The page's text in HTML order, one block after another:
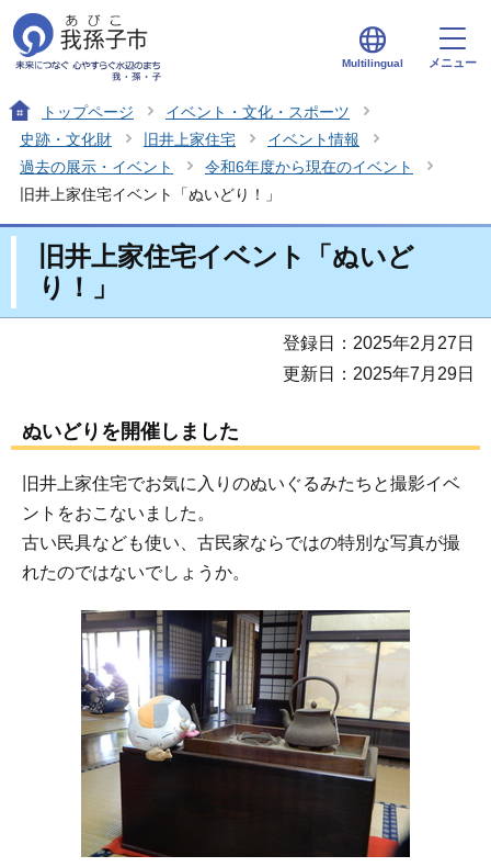
Multilingual メニュー
トップページ
イベント・文化・スポーツ
史跡・文化財
旧井上家住宅
イベント情報
過去の展示・イベント
令和6年度から現在のイベント
旧井上家住宅イベント「ぬいどり！」
旧井上家住宅イベント「ぬいど
り！」
登録日：2025年2月27日
更新日：2025年7月29日
ぬいどりを開催しました
旧井上家住宅でお気に入りのぬいぐるみたちと撮影イベ
ントをおこないました。
古い民具なども使い、古民家ならではの特別な写真が撮
れたのではないでしょうか。